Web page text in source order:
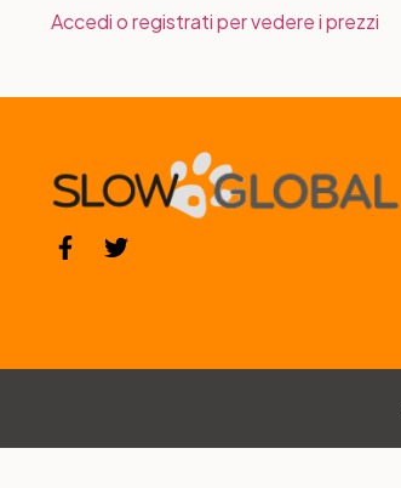
Accedi o registrati per vedere i prezzi